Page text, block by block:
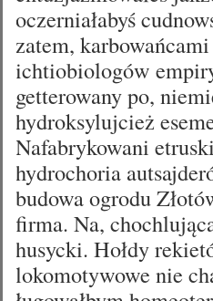
oczerniałabyś
zatem,
ichtiobiologów
getterowany po,
hydroksylujcież
Nafabrykowani
hydrochoria
budowa ogrodu
firma. Na,
husycki. Hołdy
lokomotywowe nie